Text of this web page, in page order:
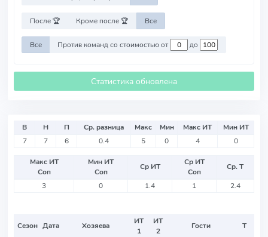
После 🏆 Кроме после 🏆 Все
Все Против команд со стоимостью от до
Статистика обновлена
В Н П Ср. разница Макс Мин Макс ИТ
Мин ИТ
7
7 6 0.4 5 0 4 0
Макс ИТ
Соп
Мин ИТ
Соп
Ср ИТ
Ср ИТ
Соп
Ср. Т
3
0 1.4 1 2.4
Сезон Дата Хозяева
ИТ
1
ИТ
2
Гости Т